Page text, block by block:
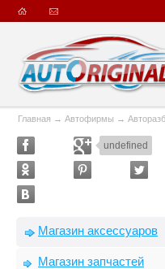
Главная → Автофирмы →
undefined
Магазин аксессуаров
Магазин запчастей